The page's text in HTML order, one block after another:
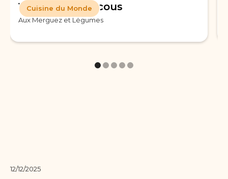
Véritable Couscous
Aux Merguez et Légumes
Cuisine du Monde
12/12/2025